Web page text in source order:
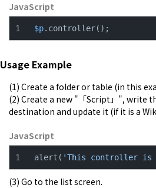
JavaScript
$p.controller();
Usage Example
(1) Create a folder or table (in this
(2) Create a new "「Script」", write
destination and update it (if it is a
JavaScript
alert( 'This controller
(3) Go to the list screen.